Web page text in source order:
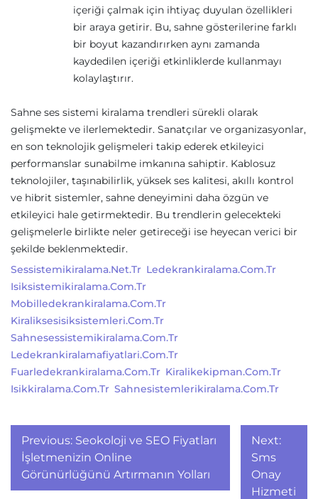
içeriği çalmak için ihtiyaç duyulan özellikleri
bir araya getirir. Bu, sahne gösterilerine farklı
bir boyut kazandırırken aynı zamanda
kaydedilen içeriği etkinliklerde kullanmayı
kolaylaştırır.
Sahne ses sistemi kiralama trendleri sürekli olarak
gelişmekte ve ilerlemektedir. Sanatçılar ve organizasyonlar,
en son teknolojik gelişmeleri takip ederek etkileyici
performanslar sunabilme imkanına sahiptir. Kablosuz
teknolojiler, taşınabilirlik, yüksek ses kalitesi, akıllı kontrol
ve hibrit sistemler, sahne deneyimini daha özgün ve
etkileyici hale getirmektedir. Bu trendlerin gelecekteki
gelişmelerle birlikte neler getireceği ise heyecan verici bir
şekilde beklenmektedir.
Sessistemikiralama.net.tr Ledekrankiralama.com.tr
Isiksistemikiralama.com.tr
Mobilledekrankiralama.com.tr
Kiraliksesisiksistemleri.com.tr
Sahnesessistemikiralama.com.tr
Ledekrankiralamafiyatlari.com.tr
Fuarledekrankiralama.com.tr Kiralikekipman.com.tr
Isikkiralama.com.tr Sahnesistemlerikiralama.com.tr
Yazı
gezinmesi
Previous: Seokoloji ve SEO Fiyatları
İşletmenizin Online
Görünürlüğünü Artırmanın Yolları
Next:
Sms
Onay
Hizmeti